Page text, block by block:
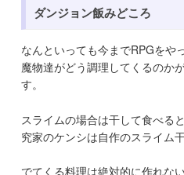
ダンジョン飯みどころ
なんといっても今までRPGをや
魔物達がどう調理してくるのか
す。
スライムの場合は干して食べる
究家のケンシは自作のスライム
でてくる料理は絶対的に作れな